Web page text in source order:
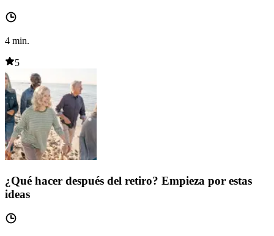
4 min.
5
¿Qué hacer después del retiro? Empieza por estas
ideas